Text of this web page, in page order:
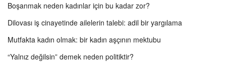
Boşanmak neden kadınlar için bu kadar zor?
Dilovası iş cinayetinde ailelerin talebi: adil bir yargılama
Mutfakta kadın olmak: bir kadın aşçının mektubu
“Yalnız değilsin” demek neden politiktir?